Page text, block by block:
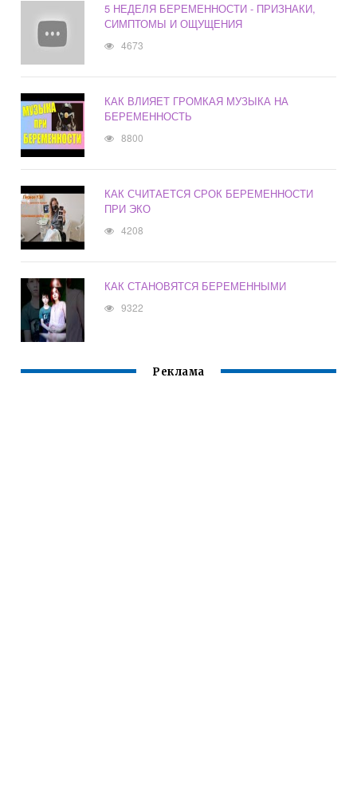
5 НЕДЕЛЯ БЕРЕМЕННОСТИ - ПРИЗНАКИ,
СИМПТОМЫ И ОЩУЩЕНИЯ
4673
КАК ВЛИЯЕТ ГРОМКАЯ МУЗЫКА НА
БЕРЕМЕННОСТЬ
8800
КАК СЧИТАЕТСЯ СРОК БЕРЕМЕННОСТИ
ПРИ ЭКО
4208
КАК СТАНОВЯТСЯ БЕРЕМЕННЫМИ
9322
Реклама